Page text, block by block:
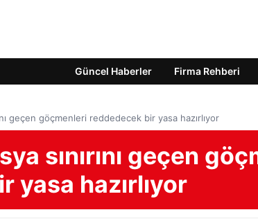
Güncel Haberler Firma Rehberi
geçen göçmenleri reddedecek bir yasa hazırlıyor
sınırını geçen
yasa hazırlıyor